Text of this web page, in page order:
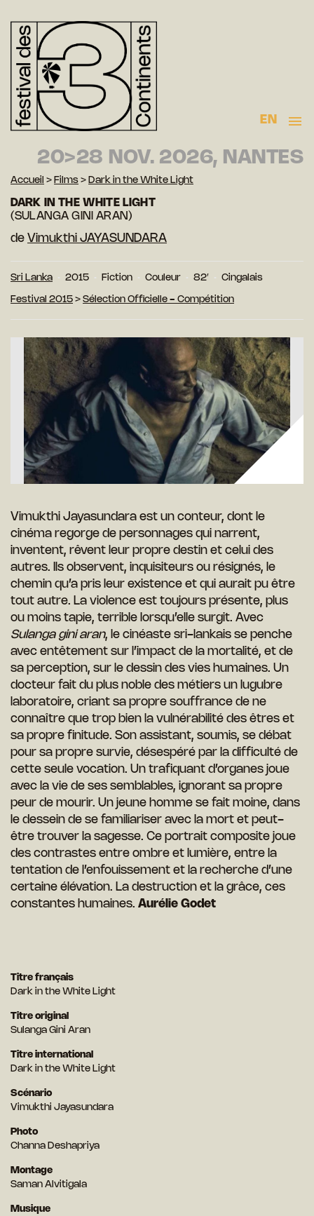
EN
20>28 NOV. 2026, NANTES
Accueil > Films > Dark in the White Light
DARK IN THE WHITE LIGHT
(SULANGA GINI ARAN)
de Vimukthi JAYASUNDARA
Sri Lanka 2015 Fiction Couleur 82′ Cingalais
Festival 2015 > Sélection Officielle - Compétition
Vimukthi Jayasundara est un conteur, dont le
cinéma regorge de personnages qui narrent,
inventent, rêvent leur propre destin et celui des
autres. Ils observent, inquisiteurs ou résignés, le
chemin qu’a pris leur existence et qui aurait pu être
tout autre. La violence est toujours présente, plus
ou moins tapie, terrible lorsqu’elle surgit. Avec
Sulanga gini aran, le cinéaste sri-lankais se penche
avec entêtement sur l’impact de la mortalité, et de
sa perception, sur le dessin des vies humaines. Un
docteur fait du plus noble des métiers un lugubre
laboratoire, criant sa propre souffrance de ne
connaître que trop bien la vulnérabilité des êtres et
sa propre finitude. Son assistant, soumis, se débat
pour sa propre survie, désespéré par la difficulté de
cette seule vocation. Un trafiquant d’organes joue
avec la vie de ses semblables, ignorant sa propre
peur de mourir. Un jeune homme se fait moine, dans
le dessein de se familiariser avec la mort et peut-
être trouver la sagesse. Ce portrait composite joue
des contrastes entre ombre et lumière, entre la
tentation de l’enfouissement et la recherche d’une
certaine élévation. La destruction et la grâce, ces
constantes humaines. Aurélie Godet
Titre français
Dark in the White Light
Titre original
Sulanga Gini Aran
Titre international
Dark in the White Light
Scénario
Vimukthi Jayasundara
Photo
Channa Deshapriya
Montage
Saman Alvitigala
Musique